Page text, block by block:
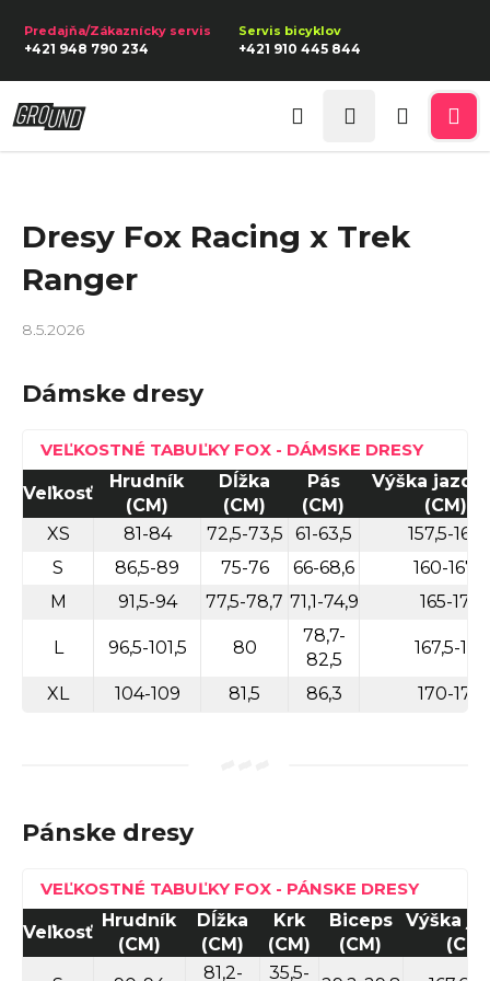
obsah+421 948 790 234 +421 910 445 844
Prihlásenie
Dresy Fox Racing x Trek
Ranger
8.5.2026
Dámske dresy
VEĽKOSTNÉ TABUĽKY FOX - DÁMSKE DRESY
Veľkosť
Hrudník
(CM)
Dĺžka
(CM)
Pás
(CM)
Výška
(CM)
XS
81-84 72,5-73,5 61-63,5
157,5-
S
86,5-89 75-76 66-68,6
160-167,5
M
91,5-94 77,5-78,7 71,1-74,9 165-173
L 96,5-101,5 80
78,7-
82,5
167,5-175
XL 104-109 81,5 86,3 170-178
Pánske dresy
VEĽKOSTNÉ TABUĽKY FOX - PÁNSKE DRESY
Veľkosť
Hrudník
(CM)
Dĺžka
(CM)
Krk
(CM)
Biceps
(CM)
Výška
(CM)
81,2-
35,5-
š
k
Späť
Späť
Č
o
t
r
b
j
e
n
d
p